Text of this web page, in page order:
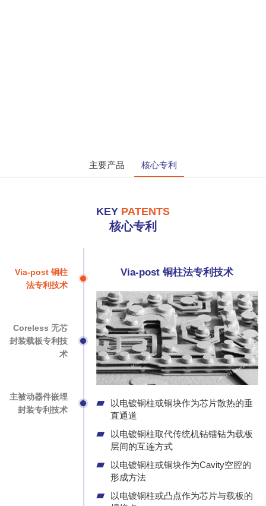
主要产品 核心专利
KEY PATENTS
核心专利
Via-post 铜柱
法专利技术
Coreless 无芯
封装载板专利技
术
主被动器件嵌埋
封装专利技术
Via-post 铜柱法专利技术
以电镀铜柱或铜块作为芯片散热的垂
直通道
以电镀铜柱取代传统机钻镭钻为载板
层间的互连方式
以电镀铜柱或铜块作为Cavity空腔的
形成方法
以电镀铜柱或凸点作为芯片与载板的